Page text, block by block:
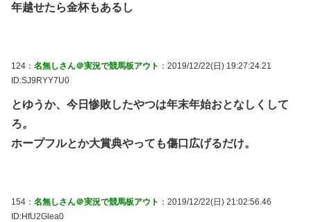
年越せたら金杯もあるし
124： 名無しさん＠実況で競馬板アウト ：2019/12/22(日) 19:27:24.21
ID:SJ9RYY7U0
とゆうか、今日惨敗したやつは年末年始おとなしくして
ろ。
ホープフルとか大賞典やっても傷口広げるだけ。
154： 名無しさん＠実況で競馬板アウト ：2019/12/22(日) 21:02:56.46
ID:HfU2Glea0